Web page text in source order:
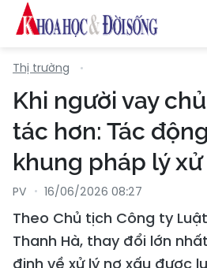
Thị trường
Khi người vay
tác hơn: Tác
khung pháp lý
PV 16/06/2026 08:27
Theo Chủ tịch Công ty Luật
Thanh Hà, thay đổi lớn
định về xử lý nợ xấu được